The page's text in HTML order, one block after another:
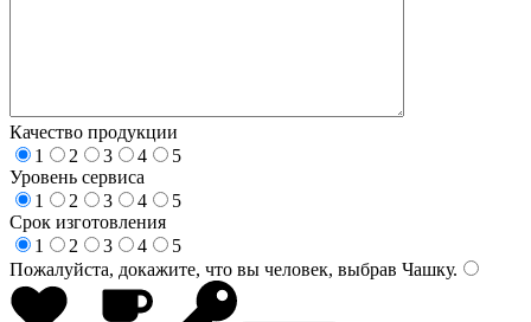
Качество продукции
1
2 3 4
5
Уровень сервиса
1
2 3 4
5
Срок изготовления
1
2 3 4
5
Пожалуйста, докажите, что вы человек, выбрав Чашку.